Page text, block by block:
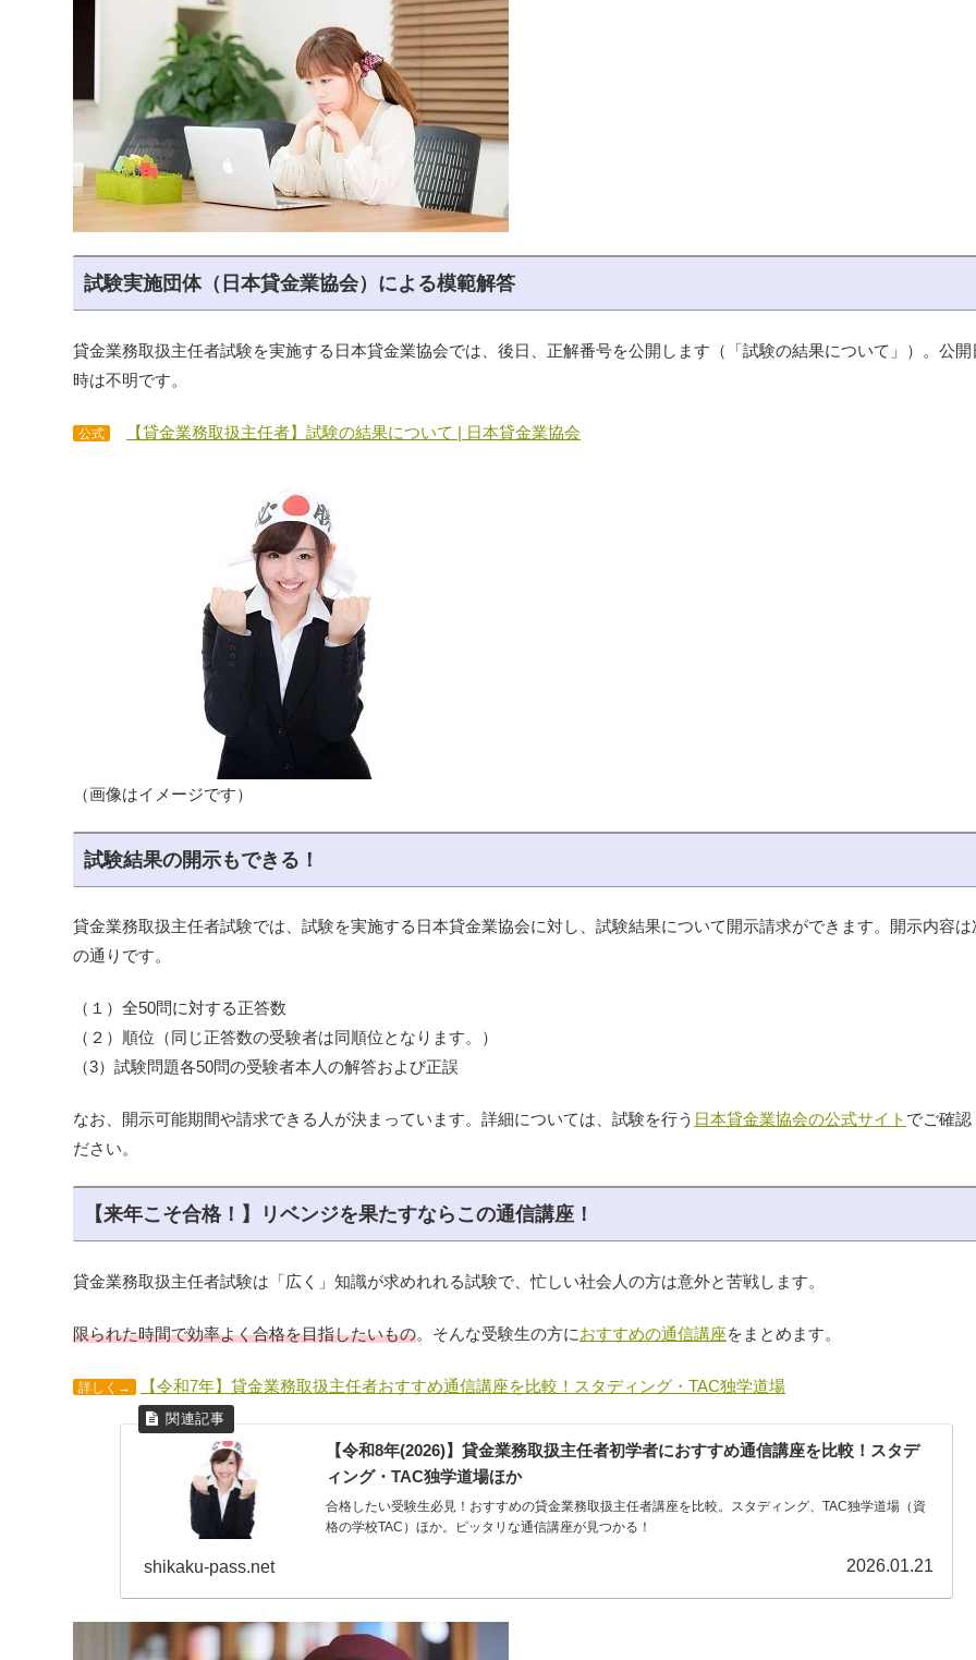
試験実施団体（日本貸金業協会）による模範解答
貸金業務取扱主任者試験を実施する日本貸金業協会では、後日、正解番号を公開します（「試験の結果について」）。公開
時は不明です。
公式 【貸金業務取扱主任者】試験の結果について | 日本貸金業協会
（画像はイメージです）
試験結果の開示もできる！
貸金業務取扱主任者試験では、試験を実施する日本貸金業協会に対し、試験結果について開示請求ができます。開示内容は
の通りです。
（１）全50問に対する正答数
（２）順位（同じ正答数の受験者は同順位となります。）
（3）試験問題各50問の受験者本人の解答および正誤
なお、開示可能期間や請求できる人が決まっています。詳細については、試験を行う 日本貸金業協会の公式サイト でご確認
ださい。
【来年こそ合格！】リベンジを果たすならこの通信講座！
貸金業務取扱主任者試験は「広く」知識が求めれれる試験で、忙しい社会人の方は意外と苦戦します。
限られた時間で効率よく合格を目指したいもの。そんな受験生の方におすすめの通信講座をまとめます。
詳しく→ 【令和7年】貸金業務取扱主任者おすすめ通信講座を比較！スタディング・TAC独学道場
【令和8年(2026)】貸金業務取扱主任者初学者におすすめ通信講座を比較！スタデ
ィング・TAC独学道場ほか
合格したい受験生必見！おすすめの貸金業務取扱主任者講座を比較。スタディング、TAC独学道場（資
格の学校TAC）ほか。ピッタリな通信講座が見つかる！
shikaku-pass.net 2026.01.21